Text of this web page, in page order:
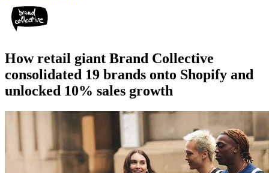
How retail giant Brand Collective
consolidated 19 brands onto Shopify and
unlocked 10% sales growth